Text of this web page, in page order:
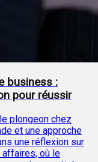
business :
pour réussir
plongeon chez
et une approche
une réflexion sur
où le